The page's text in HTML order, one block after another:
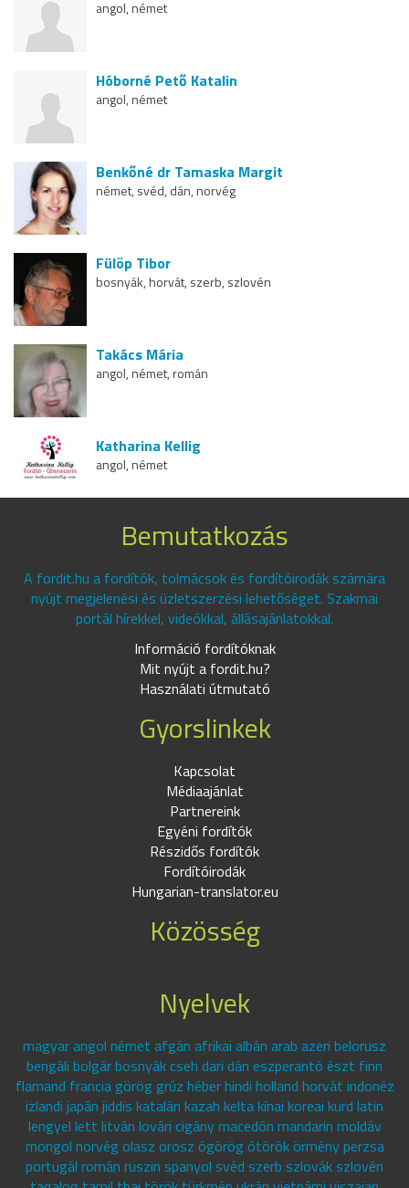
angol, német
Hóborné Pető Katalin
angol, német
Benkőné dr Tamaska Margit
német, svéd, dán, norvég
Fülöp Tibor
bosnyák, horvát, szerb, szlovén
Takács Mária
angol, német, román
Katharina Kellig
angol, német
Bemutatkozás
A fordit.hu a fordítók, tolmácsok és fordítóirodák számára
nyújt megjelenési és üzletszerzési lehetőséget. Szakmai
portál hírekkel, videókkal, állásajánlatokkal.
Információ fordítóknak
Mit nyújt a fordit.hu?
Használati útmutató
Gyorslinkek
Kapcsolat
Médiaajánlat
Partnereink
Egyéni fordítók
Részidős fordítók
Fordítóirodák
Hungarian-translator.eu
Közösség
Nyelvek
magyar angol német afgán afrikai albán arab azeri belorusz
bengáli bolgár bosnyák cseh dari dán eszperantó észt finn
flamand francia görög grúz héber hindi holland horvát indonéz
izlandi japán jiddis katalán kazah kelta kínai koreai kurd latin
lengyel lett litván lovári cigány macedón mandarin moldáv
mongol norvég olasz orosz ógörög ótörök örmény perzsa
portugál román ruszin spanyol svéd szerb szlovák szlovén